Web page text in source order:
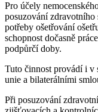
Pro účely
posuzování zdravotního
potřeby ošetřování
schopnost dočasně
podpůrčí doby.
Tuto činnost provádí i v
unie a bilaterálními
Při posuzování